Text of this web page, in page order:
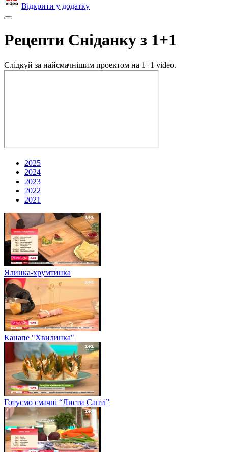
Відкрити у додатку
Рецепти Сніданку з 1+1
Слідкуй за найсмачнішим проектом на 1+1 video.
2025
2024
2023
2022
2021
Ялинка-хрумтинка
Канапе "Хвилинка"
Готуємо смачні “Листи Санті”